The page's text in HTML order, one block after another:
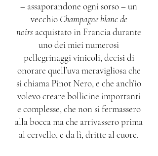
– assaporandone ogni sorso – un
vecchio Champagne blanc de
noirs acquistato in Francia durante
uno dei miei numerosi
pellegrinaggi vinicoli, decisi di
onorare quell’uva meravigliosa che
si chiama Pinot Nero, e che anch’io
volevo creare bollicine importanti
e complesse, che non si fermassero
alla bocca ma che arrivassero prima
al cervello, e da lì, dritte al cuore.